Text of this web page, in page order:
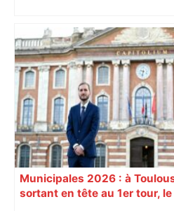
Municipales 2026 : à
sortant en tête au 1er tour,